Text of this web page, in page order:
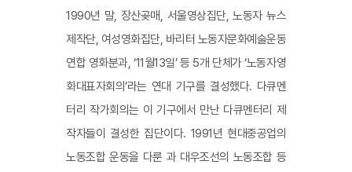
1990년 말, 장산곶매, 서울영상집단, 노동자 뉴스
제작단, 여성영화집단, 바리터 노동자문화예술운동
연합 영화분과, ‘11월13일’ 등 5개 단체가 ‘노동자영
화대표자회의’라는 연대 기구를 결성했다. 다큐멘
터리 작가회의는 이 기구에서 만난 다큐멘터리 제
작자들이 결성한 집단이다. 1991년 현대중공업의
노동조합 운동을 다룬 과 대우조선의 노동조합 등